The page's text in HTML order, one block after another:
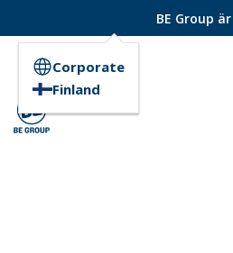
BE Group
Corporate
Finland